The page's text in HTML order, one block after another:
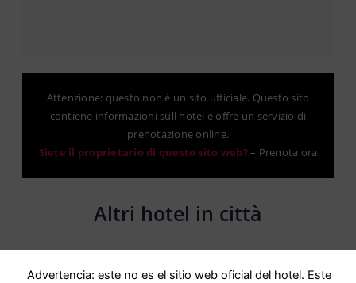
Attenzione: questo non è un sito ufficiale. Questo sito
contiene informazioni sull hotel e offre un servizio di
prenotazione online.
Siete il proprietario di questo sito web?– Prenota ora
Altri hotel in città
Advertencia: este no es el sitio web oficial del hotel. Este